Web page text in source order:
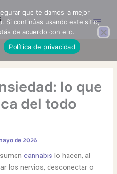
lo que
del todo
de 2026
cannabis lo hacen, al
los nervios, desconectar o
que te damos la mejor
Si continúas usando este sitio,
de acuerdo con ello.
Política de privacidad